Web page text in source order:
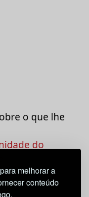
melhorar a
conteúdo
o que lhe
do